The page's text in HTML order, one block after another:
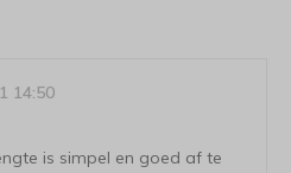
14:50
is simpel en goed af te